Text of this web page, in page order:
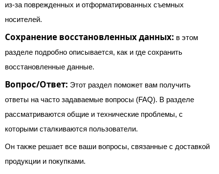
из-за поврежденных и отформатированных съемных
носителей.
Сохранение восстановленных данных: в этом
разделе подробно описывается, как и где сохранить
восстановленные данные.
Вопрос/Ответ: Этот раздел поможет вам получить
ответы на часто задаваемые вопросы (FAQ). В разделе
рассматриваются общие и технические проблемы, с
которыми сталкиваются пользователи.
Он также решает все ваши вопросы, связанные с доставкой
продукции и покупками.